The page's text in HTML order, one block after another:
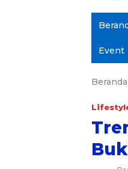
Event
Beranda